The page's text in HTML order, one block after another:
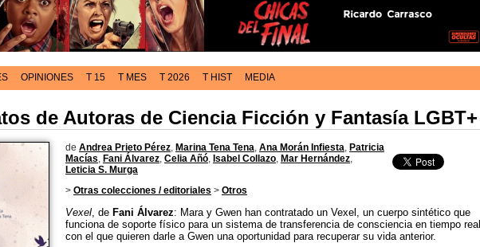
OPINIONES T 15 T MES T 2026 T HIST MEDIA
de Autoras de Ciencia Ficción y Fantasía LGBT+
de Andrea Prieto Pérez, Marina Tena Tena, Ana Morán Infiesta, Patricia
Macías, Fani Álvarez, Celia Añó, Isabel Collazo, Mar Hernández,
Leticia S. Murga
> Otras colecciones / editoriales > Otros
Vexel, de Fani Álvarez: Mara y Gwen han contratado un Vexel, un cuerpo sintético que
funciona de soporte físico para un sistema de transferencia de consciencia en tiempo real
con el que quieren darle a Gwen una oportunidad para recuperar su vida anterior.